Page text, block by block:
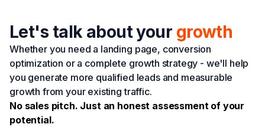
Let's talk about your growth
Whether you need a landing page, conversion
optimization or a complete growth strategy - we'll help
you generate more qualified leads and measurable
growth from your existing traffic.
No sales pitch. Just an honest assessment of your
potential.